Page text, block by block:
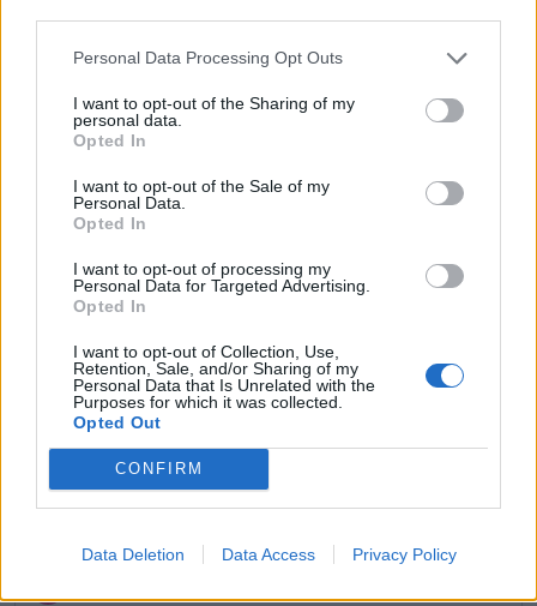
Personal Data Processing Opt Outs
I want to opt-out of the Sharing of my
personal data.
Opted In
I want to opt-out of the Sale of my
Personal Data.
Opted In
I want to opt-out of processing my
Personal Data for Targeted Advertising.
Opted In
I want to opt-out of Collection, Use,
Retention, Sale, and/or Sharing of my
Personal Data that Is Unrelated with the
Purposes for which it was collected.
Opted Out
CONFIRM
Data Deletion Data Access Privacy Policy
Tratamientos de adicciones. Un trastorno que con
Información
¿Qué tipo de muebles debo elegir para mi oficina?
2022 AGO 1